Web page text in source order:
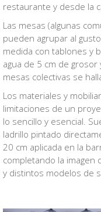
restaurante y desde la
Las mesas (algunas
pueden agrupar al
medida con tablones y
agua de 5 cm de
mesas colectivas se
Los materiales y
limitaciones de un
lo sencillo y esencial.
ladrillo pintado
20 cm aplicada en la
completando la imagen
y distintos modelos de